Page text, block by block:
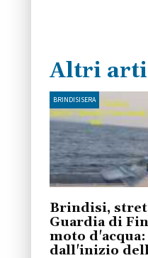
Altri
BRINDISISERA
Brindisi,
Guardia di
moto
dall'inizio